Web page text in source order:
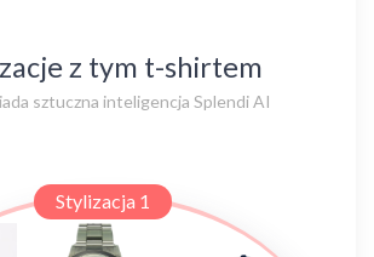
z tym t-shirtem
sztuczna inteligencja Splendi AI
Stylizacja 1